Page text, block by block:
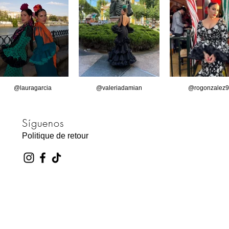
@lauragarcia @valeriadamian
Síguenos
Politique de retour